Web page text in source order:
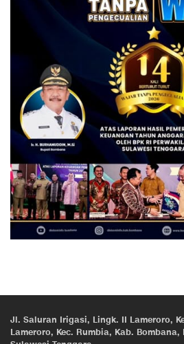
Jl. Saluran Irigasi, Lingk. II Lameroro,
Lameroro, Kec. Rumbia, Kab. Bombana,